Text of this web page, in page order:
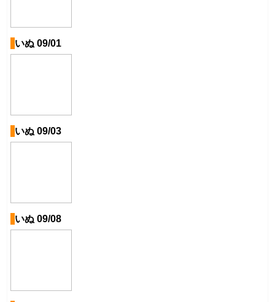
いぬ 09/01
いぬ 09/03
いぬ 09/08